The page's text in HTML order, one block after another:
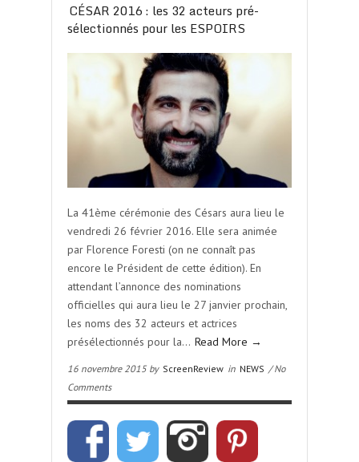
CÉSAR 2016 : les 32 acteurs pré-
sélectionnés pour les ESPOIRS
La 41ème cérémonie des Césars aura lieu le
vendredi 26 février 2016. Elle sera animée
par Florence Foresti (on ne connaît pas
encore le Président de cette édition). En
attendant l’annonce des nominations
officielles qui aura lieu le 27 janvier prochain,
les noms des 32 acteurs et actrices
présélectionnés pour la… Read More →
16 novembre 2015 by ScreenReview in NEWS / No
Comments